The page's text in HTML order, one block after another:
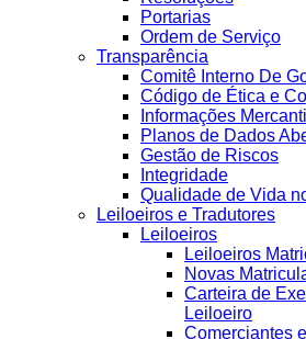
Portarias
Ordem de Serviço
Transparência
Comitê Interno De
Código de Ética e
Informações
Planos de Dados
Gestão de Riscos
Integridade
Qualidade de Vida
Leiloeiros e Tradutores
Leiloeiros
Leiloeiros
Novas
Carteira de
Leiloeiro
Comerciantes